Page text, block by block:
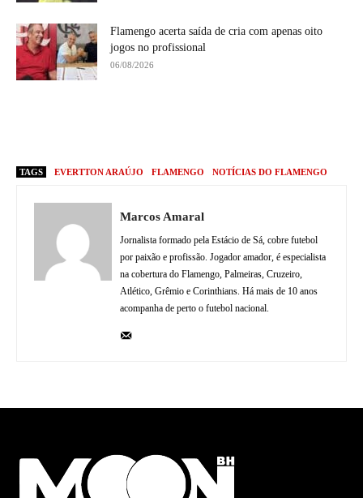
Flamengo acerta saída de cria com apenas oito
jogos no profissional
06/08/2026
TAGS EVERTTON ARAÚJO FLAMENGO NOTÍCIAS DO FLAMENGO
Marcos Amaral
Jornalista formado pela Estácio de Sá, cobre futebol
por paixão e profissão. Jogador amador, é especialista
na cobertura do Flamengo, Palmeiras, Cruzeiro,
Atlético, Grêmio e Corinthians. Há mais de 10 anos
acompanha de perto o futebol nacional.